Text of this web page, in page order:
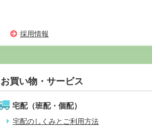
採用情報
お買い物・サービス
宅配（班配・個配）
宅配のしくみとご利用方法